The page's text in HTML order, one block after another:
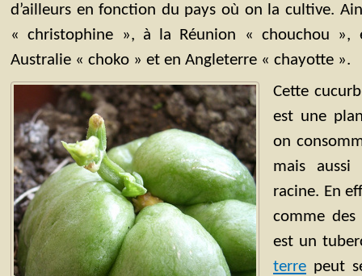
d’ailleurs en fonction du pays où on la cultive.
« christophine », à la Réunion « chouchou
Australie « choko » et en Angleterre « chayotte ».
Cette
est une
on
mais
racine. En
comme
est un
terre peut